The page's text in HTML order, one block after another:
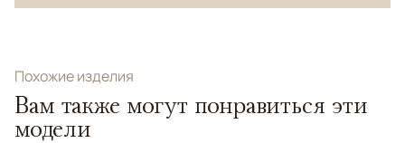
Похожие изделия
Вам также могут понравиться эти
модели